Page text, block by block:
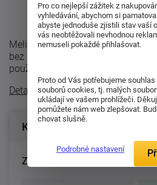
Melira Hard nabízí stabilní oporu
bez přehřívání a dlouhodobou
používání. Proč zvolit ...
Detailní popis
Konfigurace produktu
Zvolte rozměr matrace (cm):
Pro co nejlepší zážitek z
vyhledávání, abychom si
abyste jednoduše zjistili stav vaší
vás neobtěžovali nevhodnou
nemuseli pokaždé přihlašovat.
Proto od Vás potřebujeme
souborů cookies, tj. malých
ukládají ve vašem prohlížeči.
pomůžete nám web zlepšovat.
chovat slušně.
Podrobné nastavení